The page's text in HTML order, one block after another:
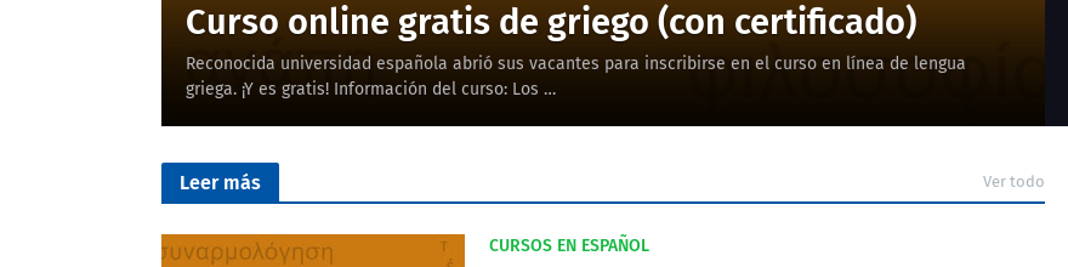
Curso online gratis de griego (con certificado)
Reconocida universidad española abrió sus vacantes para inscribirse en el curso en línea de lengua
griega. ¡Y es gratis! Información del curso: Los …
Leer más Ver todo
CURSOS EN ESPAÑOL